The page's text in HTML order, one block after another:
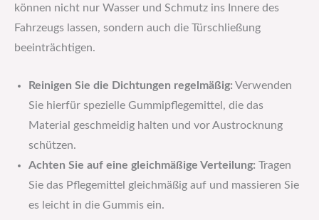
können nicht nur Wasser und Schmutz ins Innere des
Fahrzeugs lassen, sondern auch die Türschließung
beeinträchtigen.
Reinigen Sie die Dichtungen regelmäßig: Verwenden
Sie hierfür spezielle Gummipflegemittel, die das
Material geschmeidig halten und vor Austrocknung
schützen.
Achten Sie auf eine gleichmäßige Verteilung: Tragen
Sie das Pflegemittel gleichmäßig auf und massieren Sie
es leicht in die Gummis ein.